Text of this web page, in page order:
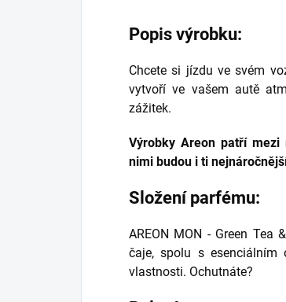
Popis výrobku:
Chcete si jízdu ve svém
vytvoří ve vašem autě
zážitek.
Výrobky Areon patří mezi
nimi budou i ti
Složení parfému:
AREON MON - Green Tea
čaje, spolu s esenciálním
vlastnosti. Ochutnáte?